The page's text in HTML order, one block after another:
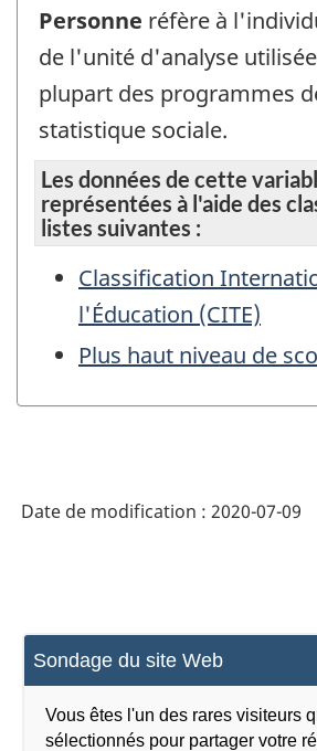
Sondage du site Web
Vous êtes l'un des rares visiteurs
sélectionnés pour partager votre
Personne réfère à
de l'unité d'analyse
plupart des programmes
statistique sociale.
Les données de cette
représentées à l'aide des
listes suivantes :
Classification
l'Éducation (CITE)
Plus haut niveau de
Date de modification : 2020-07-09